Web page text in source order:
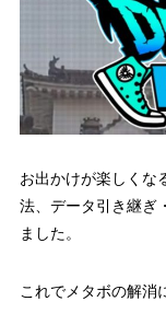
お出かけが楽しくな
法、データ引き継ぎ
ました。
これでメタボの解消